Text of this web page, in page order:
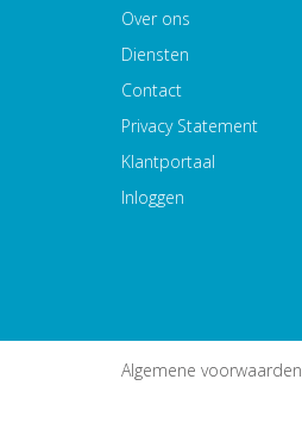
Over ons
Diensten
Contact
Privacy Statement
Klantportaal
Inloggen
Algemene voorwaarden